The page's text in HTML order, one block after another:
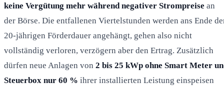
keine Vergütung mehr während negativer Strompreise an
der Börse. Die entfallenen Viertelstunden werden ans Ende
20-jährigen Förderdauer angehängt, gehen also nicht
vollständig verloren, verzögern aber den Ertrag. Zusätzlich
dürfen neue Anlagen von 2 bis 25 kWp ohne Smart Meter
Steuerbox nur 60 % ihrer installierten Leistung einspeisen